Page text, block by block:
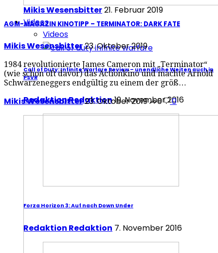
Mikis Wesensbitter21. Februar 2019
Videos
Videos
Call of Duty: Infinite Warfare Review – unendliche Weiten auch in
PSVR
Redaktion Redaktion19. November 2016
Forza Horizon 3: Auf nach Down Under
Redaktion Redaktion 7. November 2016
AGM-MAGAZIN KINOTIPP – TERMINATOR: DARK FATE
Mikis Wesensbitter23. Oktober 2019
1984 revolutionierte James Cameron mit „Terminator“
(wie schon oft davor) das Actionkino und machte Arnold
Schwarzeneggers endgültig zu einem der größ…
Mikis Wesensbitter23. Oktober 2019 0 0